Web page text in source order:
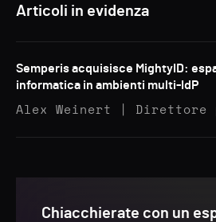
Articoli in evidenza
Semperis acquisisce MightyID:
informatica in ambienti multi-IdP
Alex Weinert | Direttore
Chiacchierate con un